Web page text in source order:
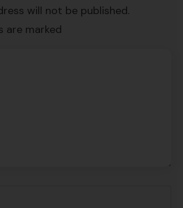
al hablar inglés (y
will not be published.
are marked